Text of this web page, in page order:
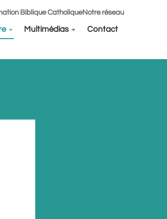
Biblique CatholiqueNotre réseau
Multimédias Contact